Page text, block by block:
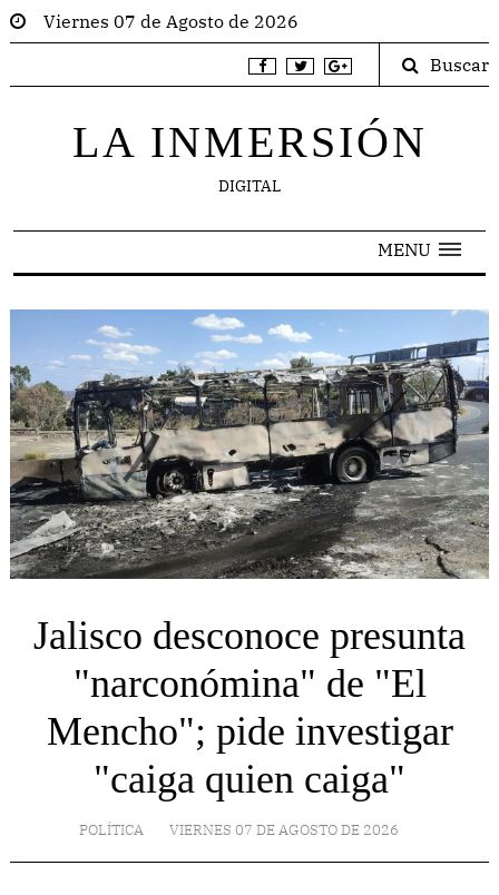
Viernes 07 de Agosto de 2026
Buscar
LA INMERSIÓN
DIGITAL
MENU
Jalisco desconoce presunta
"narconómina" de "El
Mencho"; pide investigar
"caiga quien caiga"
POLÍTICA VIERNES 07 DE AGOSTO DE 2026